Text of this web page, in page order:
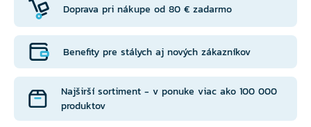
Doprava pri nákupe od 80 € zadarmo
Benefity pre stálych aj nových zákazníkov
Najširší sortiment - v ponuke viac ako 100 000
produktov